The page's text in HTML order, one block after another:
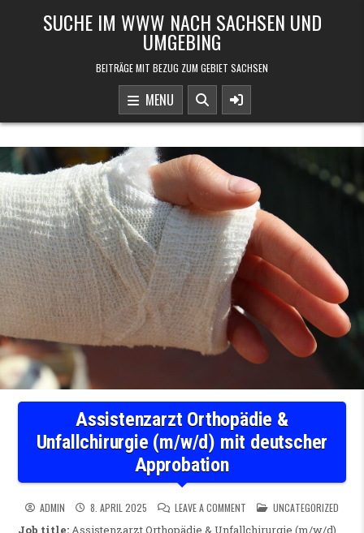
SUCHE IM WWW NACH SACHSEN UND
UMGEBING
BEITRÄGE MIT BEZUG ZUM GEBIET SACHSEN
MENU
Assistenzarzt Orthopädie &
Unfallchirurgie (m/w/d) mit deutscher
Approbation
ADMIN 8. APRIL 2025 LEAVE A COMMENT ON ASSISTENZARZT
POSTED IN
UNCATEGORIZED
Job title:Assistenzarzt Orthopädie & Unfallchirurgie (m/w/d)